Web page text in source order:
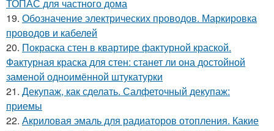
ТОПАС для частного дома
19. Обозначение электрических проводов. Маркировка
проводов и кабелей
20. Покраска стен в квартире фактурной краской.
Фактурная краска для стен: станет ли она достойной
заменой одноимённой штукатурки
21. Декупаж, как сделать. Салфеточный декупаж:
приемы
22. Акриловая эмаль для радиаторов отопления. Какие